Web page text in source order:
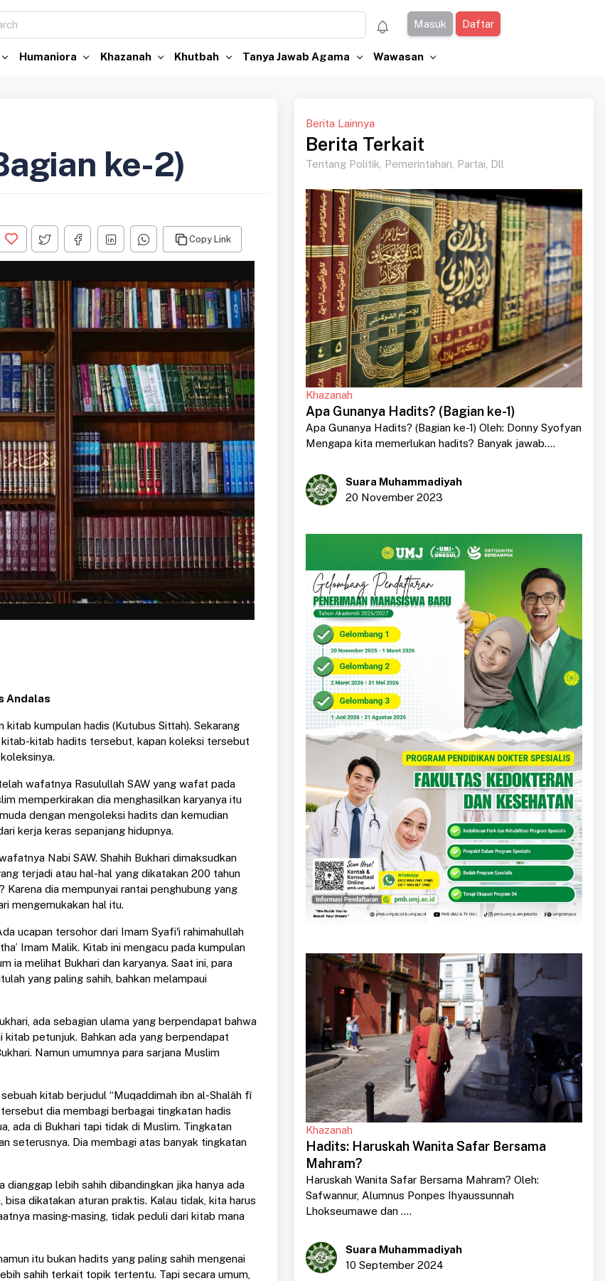
Masuk Daftar
Humaniora Khazanah Khutbah Tanya Jawab Agama Wawasan
ke-2)
Copy Link
Andalas
kumpulan hadis (Kutubus Sittah). Sekarang
kitab hadits tersebut, kapan koleksi tersebut
wafatnya Rasulullah SAW yang wafat pada
memperkirakan dia menghasilkan karyanya itu
dengan mengoleksi hadits dan kemudian
kerja keras sepanjang hidupnya.
Nabi SAW. Shahih Bukhari dimaksudkan
terjadi atau hal-hal yang dikatakan 200 tahun
Karena dia mempunyai rantai penghubung yang
mengemukakan hal itu.
ucapan tersohor dari Imam Syafi'i rahimahullah
Imam Malik. Kitab ini mengacu pada kumpulan
ia melihat Bukhari dan karyanya. Saat ini, para
yang paling sahih, bahkan melampaui
ada sebagian ulama yang berpendapat bahwa
kitab petunjuk. Bahkan ada yang berpendapat
Namun umumnya para sarjana Muslim
kitab berjudul “Muqaddimah ibn al-Shalâh fî
dia membagi berbagai tingkatan hadis
ada di Bukhari tapi tidak di Muslim. Tingkatan
seterusnya. Dia membagi atas banyak tingkatan
dianggap lebih sahih dibandingkan jika hanya ada
dikatakan aturan praktis. Kalau tidak, kita harus
masing-masing, tidak peduli dari kitab mana
itu bukan hadits yang paling sahih mengenai
sahih terkait topik tertentu. Tapi secara umum,
Berita Lainnya
Berita Terkait
Tentang Politik, Pemerintahan, Partai, Dll
Khazanah
Apa Gunanya Hadits? (Bagian ke-1)
Apa Gunanya Hadits? (Bagian ke-1) Oleh: Donny Syofyan
Mengapa kita memerlukan hadits? Banyak jawab....
Suara Muhammadiyah
20 November 2023
Khazanah
Hadits: Haruskah Wanita Safar Bersama
Mahram?
Haruskah Wanita Safar Bersama Mahram? Oleh:
Safwannur, Alumnus Ponpes Ihyaussunnah
Lhokseumawe dan ....
Suara Muhammadiyah
10 September 2024